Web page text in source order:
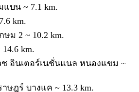
แบน ~ 7.1 km.
km.
ษม 2 ~ 10.2 km.
km.
ช อินเตอร์เนชั่นแนล หนองแขม ~
ษฎร์ บางแค ~ 13.3 km.